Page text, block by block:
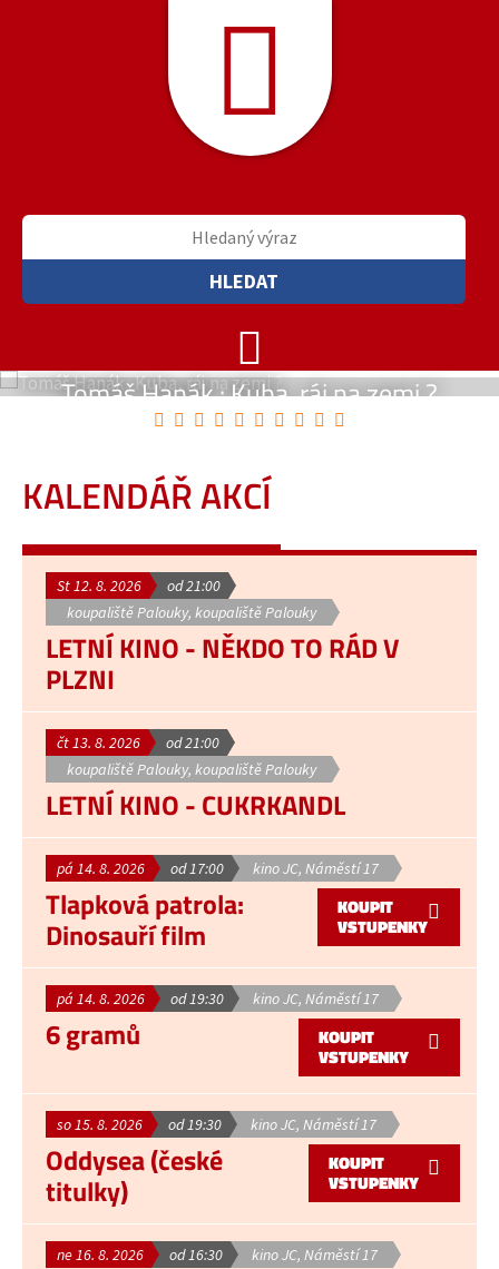
HLEDAT
Tomáš Hanák : Kuba, ráj na zemi ?
20. 9. 2026
Linda
KALENDÁŘ AKCÍ
St 12. 8. 2026
od 21:00
koupaliště Palouky, koupaliště Palouky
LETNÍ KINO - NĚKDO TO RÁD V
PLZNI
čt 13. 8. 2026
od 21:00
koupaliště Palouky, koupaliště Palouky
LETNÍ KINO - CUKRKANDL
pá 14. 8. 2026 od 17:00 kino JC, Náměstí 17
Tlapková patrola:
Dinosauří film
KOUPIT
VSTUPENKY
pá 14. 8. 2026 od 19:30 kino JC, Náměstí 17
6 gramů KOUPIT
VSTUPENKY
so 15. 8. 2026 od 19:30 kino JC, Náměstí 17
Oddysea (české
titulky)
KOUPIT
VSTUPENKY
ne 16. 8. 2026 od 16:30 kino JC, Náměstí 17